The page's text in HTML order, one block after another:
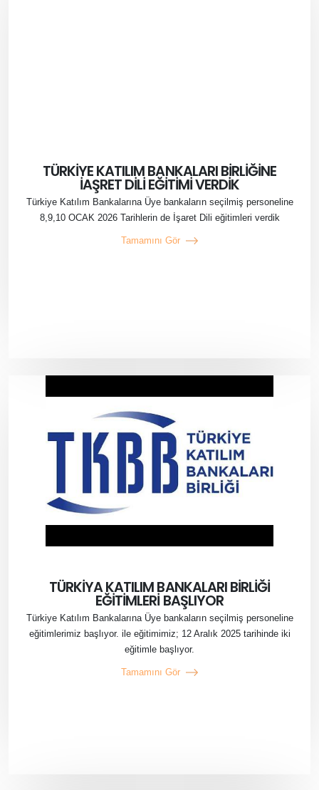
TÜRKİYE KATILIM BANKALARI BİRLİĞİNE
İAŞRET DİLİ EĞİTİMİ VERDİK
Türkiye Katılım Bankalarına Üye bankaların seçilmiş personeline
8,9,10 OCAK 2026 Tarihlerin de İşaret Dili eğitimleri verdik
Tamamını Gör
TÜRKİYA KATILIM BANKALARI BİRLİĞİ
EĞİTİMLERİ BAŞLIYOR
Türkiye Katılım Bankalarına Üye bankaların seçilmiş personeline
eğitimlerimiz başlıyor. ile eğitimimiz; 12 Aralık 2025 tarihinde iki
eğitimle başlıyor.
Tamamını Gör